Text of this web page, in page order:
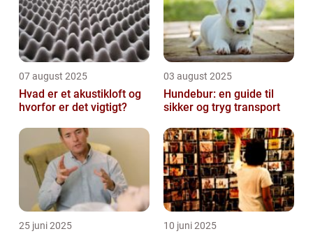
07 august 2025
Hvad er et akustikloft og
hvorfor er det vigtigt?
03 august 2025
Hundebur: en guide til
sikker og tryg transport
25 juni 2025 10 juni 2025